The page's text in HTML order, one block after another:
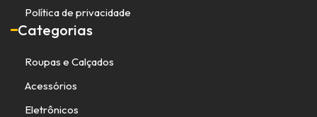
Política de privacidade
Categorias
Roupas e Calçados
Acessórios
Eletrônicos